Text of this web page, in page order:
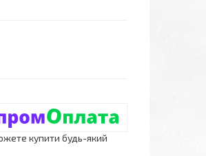
купити будь-який